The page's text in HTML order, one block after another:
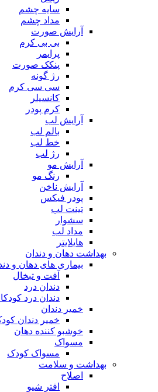
سایه چشم
مداد چشم
آرایش صورت
بی بی کرم
پنکک صورت
سی سی کرم
آرایش لب
آرایش ناخن
پودر فیکس
بهداشت دهان و دندان
بیماری های دهان و دندان
آفت و تبخال
دندان درد کودکان
خمیر دندان
خمیر دندان کودک
خوشبو کننده دهان
مسواک کودک
بهداشت و سلامت